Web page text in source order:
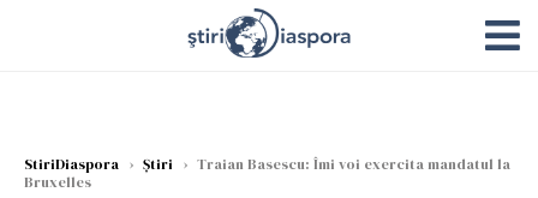
StiriDiaspora › Știri › Traian Basescu: Îmi voi exercita mandatul la
Bruxelles